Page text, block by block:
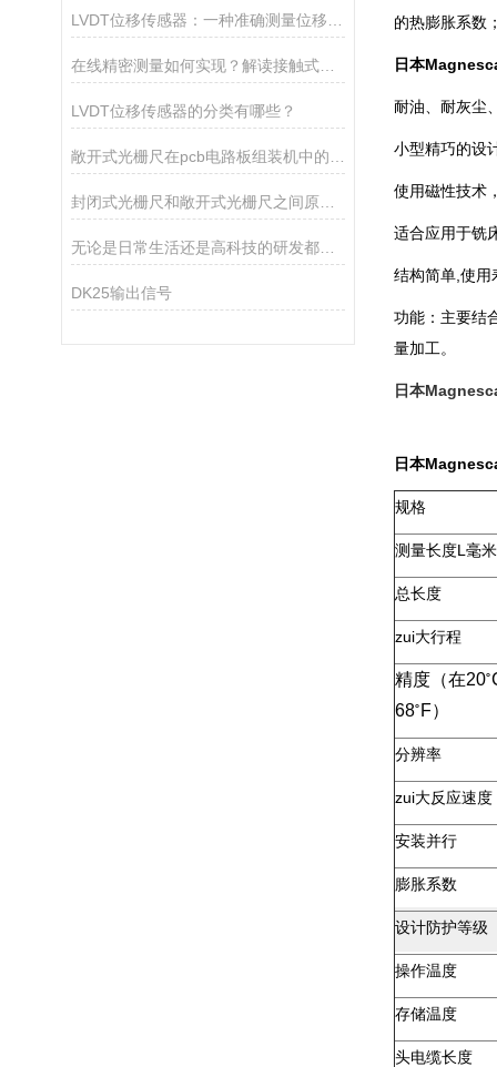
在线精密测量如何实现？解读接触式位移传感器的核心应用
LVDT位移传感器的分类有哪些？
封闭式光栅尺和敞开式光栅尺之间原理区别及应用场合
无论是日常生活还是高科技的研发都需要用到电感测头
DK25输出信号
的热膨胀系数
日本
耐油、耐灰尘
小型精巧的设
使用磁性技术
适合应用于铣
结构简单,使用
功能：主要结
量加工。
日本
日本
规格
测量长度L毫米
总长度
zui大行程
精度（在20˚
68˚F）
分辨率
zui大反应速度
安装并行
膨胀系数
设计防护等级
操作温度
存储温度
头电缆长度